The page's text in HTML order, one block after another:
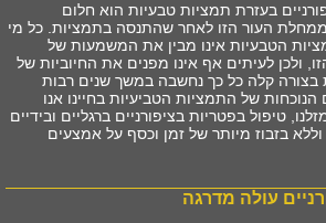
בעזרת תמציות טבעיות הוא חלום
העור הזו לאחר שהתנסה בתמציות. כל מי
הטבעיות אינו מבין את המשמעות של
ולכן לעיתים אף אינו מפנים את החיוביות של
קלה כל כך נחשבה במשך שנים רבות
של התמציות הטביעיות בחיינו אנו
טיפול בפטריות בציפורניים ברגליים ובידיים
וללא בזבוז מיותר של זמן וכסף על אמצעים
עולה מדרגה